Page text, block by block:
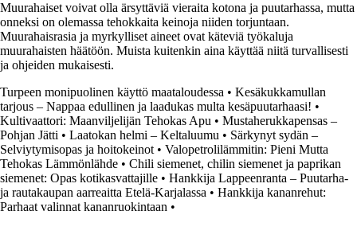
Muurahaiset voivat olla ärsyttäviä vieraita kotona ja puutarhassa, mutta
onneksi on olemassa tehokkaita keinoja niiden torjuntaan.
Muurahaisrasia ja myrkylliset aineet ovat käteviä työkaluja
muurahaisten häätöön. Muista kuitenkin aina käyttää niitä turvallisesti
ja ohjeiden mukaisesti.
Turpeen monipuolinen käyttö maataloudessa • Kesäkukkamullan
tarjous – Nappaa edullinen ja laadukas multa kesäpuutarhaasi! •
Kultivaattori: Maanviljelijän Tehokas Apu • Mustaherukkapensas –
Pohjan Jätti • Laatokan helmi – Keltaluumu • Särkynyt sydän –
Selviytymisopas ja hoitokeinot • Valopetrolilämmitin: Pieni Mutta
Tehokas Lämmönlähde • Chili siemenet, chilin siemenet ja paprikan
siemenet: Opas kotikasvattajille • Hankkija Lappeenranta – Puutarha-
ja rautakaupan aarreaitta Etelä-Karjalassa • Hankkija kananrehut:
Parhaat valinnat kananruokintaan •